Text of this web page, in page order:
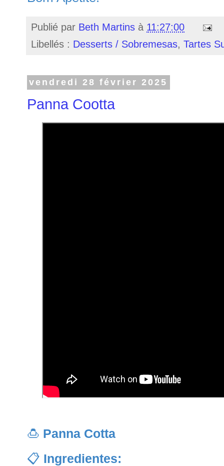
Publié par Beth Martins à 11:27:00
Libellés : Desserts / Sobremesas, Tartes
vendredi 28 février 2025
Panna Cootta
🍮 Panna Cotta
📋 Ingredientes: